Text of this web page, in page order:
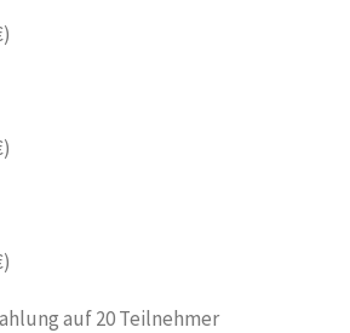
auf 20 Teilnehmer